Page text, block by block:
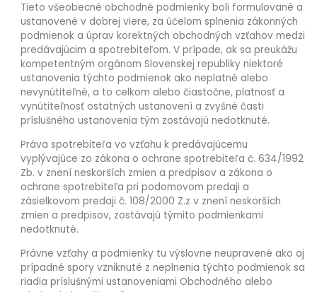
Tieto všeobecné obchodné podmienky boli formulované a
ustanovené v dobrej viere, za účelom splnenia zákonných
podmienok a úprav korektných obchodných vzťahov medzi
predávajúcim a spotrebiteľom. V prípade, ak sa preukážu
kompetentným orgánom Slovenskej republiky niektoré
ustanovenia týchto podmienok ako neplatné alebo
nevynútiteľné, a to celkom alebo čiastočne, platnosť a
vynútiteľnosť ostatných ustanovení a zvyšné časti
príslušného ustanovenia tým zostávajú nedotknuté.
Práva spotrebiteľa vo vzťahu k predávajúcemu
vyplývajúce zo zákona o ochrane spotrebiteľa č. 634/1992
Zb. v znení neskorších zmien a predpisov a zákona o
ochrane spotrebiteľa pri podomovom predaji a
zásielkovom predaji č. 108/2000 Z.z v znení neskorších
zmien a predpisov, zostávajú týmito podmienkami
nedotknuté.
Právne vzťahy a podmienky tu výslovne neupravené ako aj
prípadné spory vzniknuté z neplnenia týchto podmienok sa
riadia príslušnými ustanoveniami Obchodného alebo